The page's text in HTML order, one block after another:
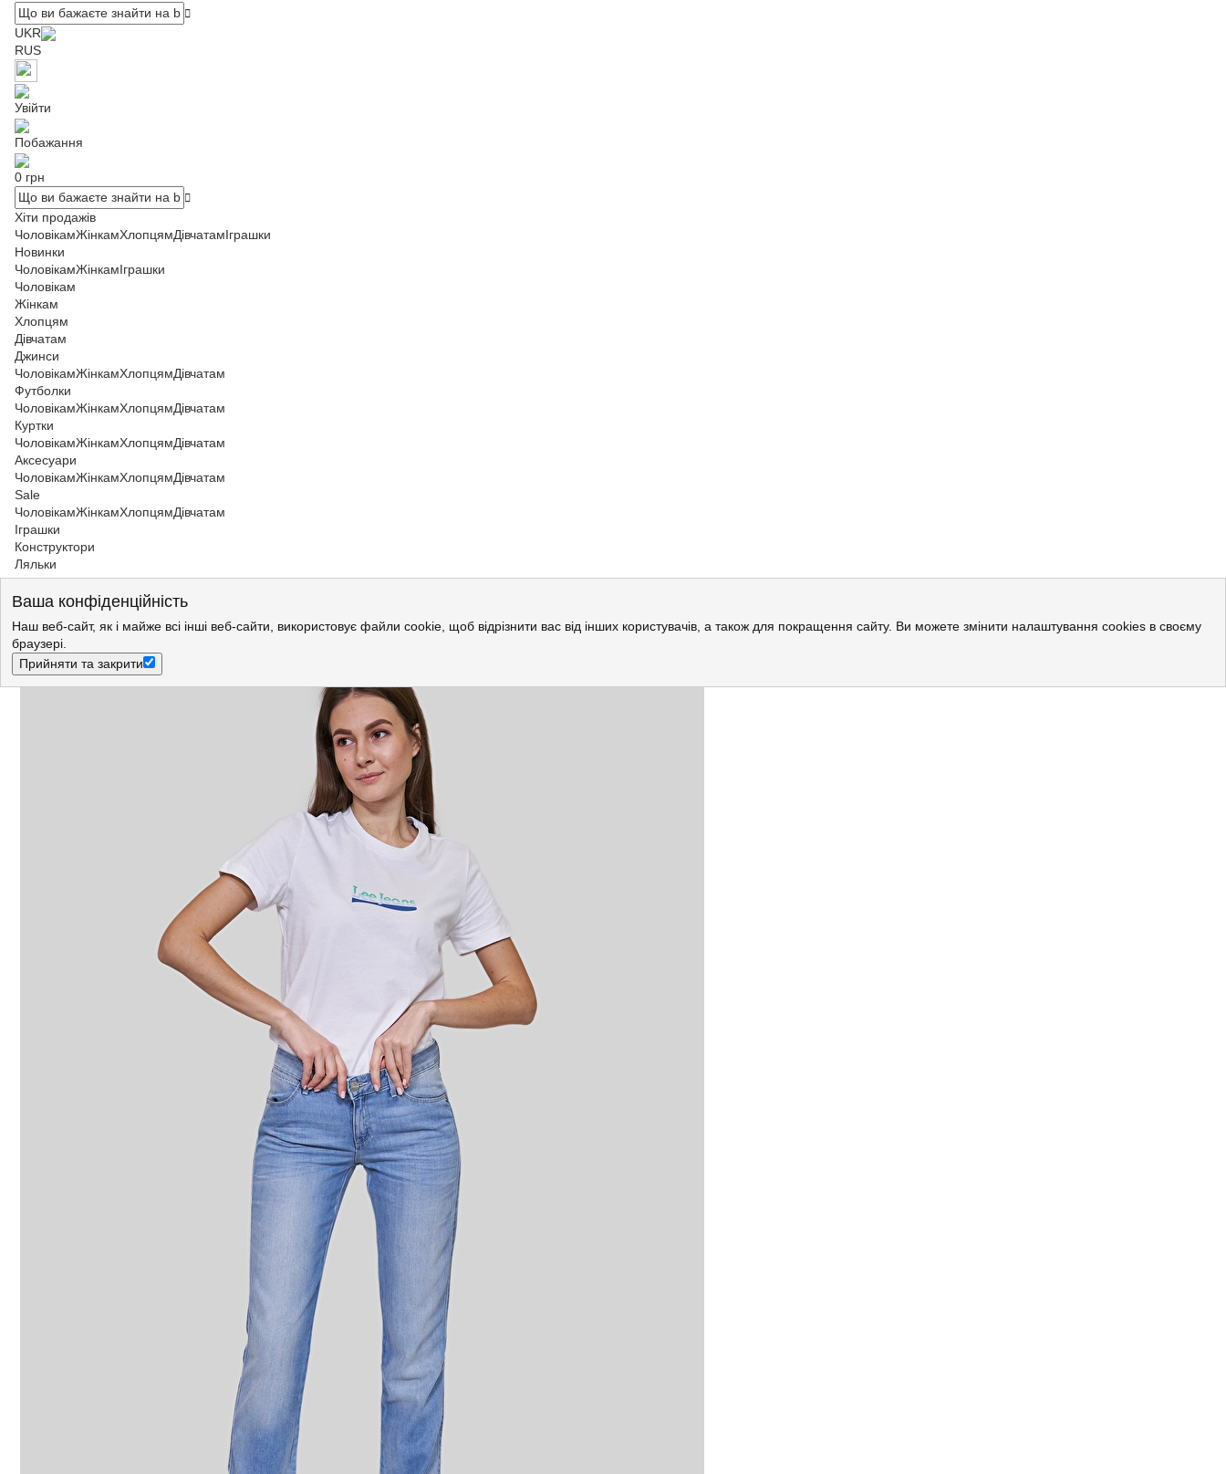
UKR
RUS
Увійти
Побажання
0 грн
Хіти продажів
ЧоловікамЖінкамХлопцямДівчатамІграшки
Новинки
ЧоловікамЖінкамІграшки
Чоловікам
Жінкам
Хлопцям
Дівчатам
Джинси
ЧоловікамЖінкамХлопцямДівчатам
Футболки
ЧоловікамЖінкамХлопцямДівчатам
Куртки
ЧоловікамЖінкамХлопцямДівчатам
Аксесуари
ЧоловікамЖінкамХлопцямДівчатам
Sale
ЧоловікамЖінкамХлопцямДівчатам
Іграшки
Конструктори
Ляльки
Ваша конфіденційність
Наш веб-сайт, як і майже всі інші веб-сайти, використовує файли cookie, щоб відрізнити вас від інших користувачів, а також для покращення сайту. Ви можете змінити налаштування cookies в своєму
браузері.
Прийняти та закрити
Жінкам>Джинси>Джинси Wrangler
Джинси Wrangler Sara Narrow Regular Fit (W25Z3556X) Блакитний